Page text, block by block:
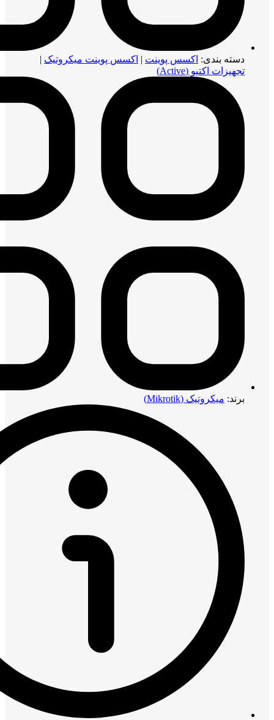
دسته بندی: اکسس پوینت | اکسس پوینت میکروتیک |
تجهیزات اکتیو (Active)
برند: میکروتیک (Mikrotik)